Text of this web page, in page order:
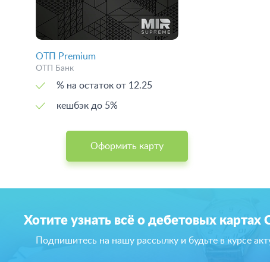
ОТП Premium
ОТП Банк
% на остаток от 12.25
кешбэк до 5%
Оформить карту
Хотите узнать всё о дебетовых картах
Подпишитесь на нашу рассылку и будьте в курсе